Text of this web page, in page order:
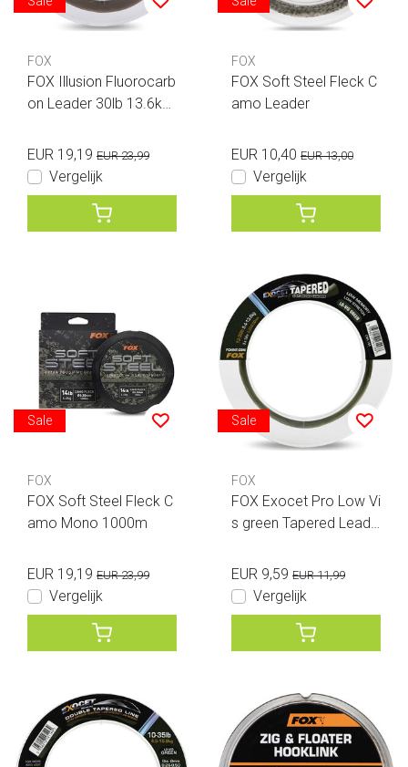
FOX
FOX Illusion Fluorocarb
on Leader 30lb 13.6kg
green
EUR 19,19 EUR 23,99
Vergelijk
FOX
FOX Soft Steel Fleck C
amo Leader
EUR 10,40 EUR 13,00
Vergelijk
Sale
FOX
FOX Soft Steel Fleck C
amo Mono 1000m
EUR 19,19 EUR 23,99
Vergelijk
Sale
FOX
FOX Exocet Pro Low Vi
s green Tapered Leade
mm 3pcs
EUR 9,59 EUR 11,99
Vergelijk